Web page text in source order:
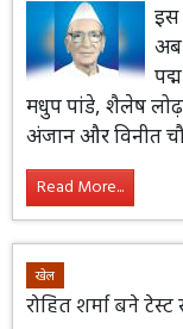
इस
अब
मधुप पांडे, शैलेष
अंजान और विनीत
Read More...
खेल
रोहित शर्मा बने